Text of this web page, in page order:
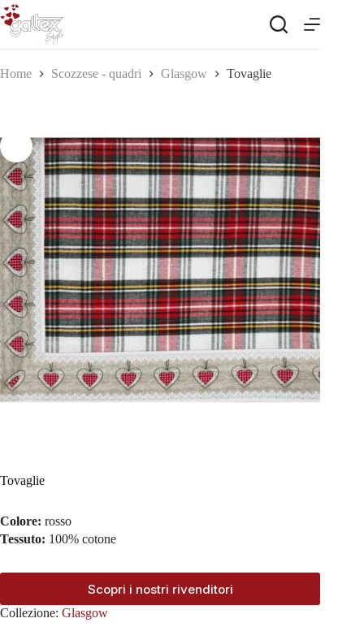
Salta
al
contenuto
Home Scozzese - quadri Glasgow Tovaglie
Tovaglie
Colore: rosso
Tessuto: 100% cotone
Scopri i nostri rivenditori
Collezione: Glasgow